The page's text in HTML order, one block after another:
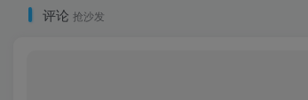
评论 抢沙发